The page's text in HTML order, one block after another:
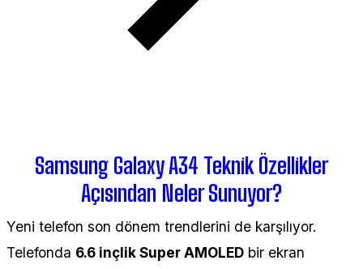
Samsung Galaxy A34 Teknik Özellikler
Açısından Neler Sunuyor?
Yeni telefon son dönem trendlerini de karşılıyor.
Telefonda 6.6 inçlik Super AMOLED bir ekran